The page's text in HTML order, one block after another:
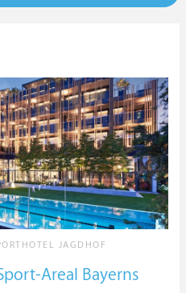
JAGDHOF
Areal Bayerns